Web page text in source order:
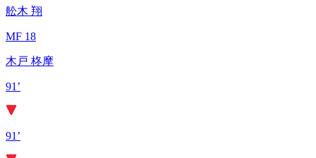
舩木 翔
MF 18
木戸 柊摩
91’
91’